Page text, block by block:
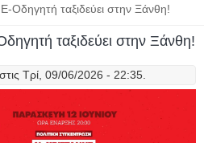
Οδηγητή ταξιδεύει στην Ξάνθη!
ταξιδεύει στην Ξάνθη!
στις Τρί, 09/06/2026 - 22:35.